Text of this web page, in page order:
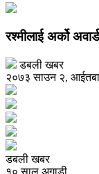
रश्मीलाई अर्को अवार्ड
डबली खबर
२०७३ साउन २,
डबली खबर
१० साल अगाडी